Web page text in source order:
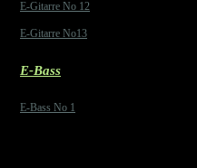
E-Gitarre No 12
E-Gitarre No13
E-Bass
E-Bass No 1